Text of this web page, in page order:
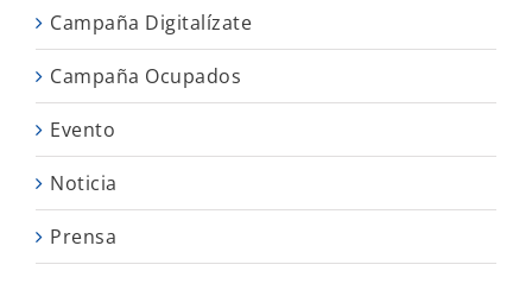
Campaña Digitalízate
Campaña Ocupados
Evento
Noticia
Prensa